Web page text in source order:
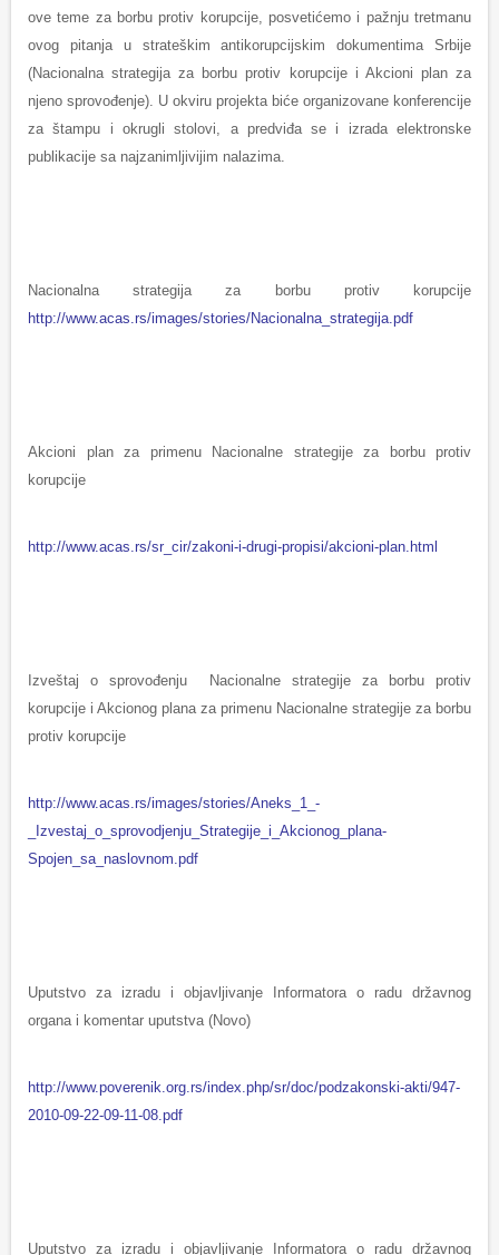
ove teme za borbu protiv korupcije, posvetićemo i pažnju tretmanu
ovog pitanja u strateškim antikorupcijskim dokumentima Srbije
(Nacionalna strategija za borbu protiv korupcije i Akcioni plan za
njeno sprovođenje). U okviru projekta biće organizovane konferencije
za štampu i okrugli stolovi, a predviđa se i izrada elektronske
publikacije sa najzanimljivijim nalazima.
Nacionalna strategija za borbu protiv korupcije
http://www.acas.rs/images/stories/Nacionalna_strategija.pdf
Akcioni plan za primenu Nacionalne strategije za borbu protiv
korupcije
http://www.acas.rs/sr_cir/zakoni-i-drugi-propisi/akcioni-plan.html
Izveštaj o sprovođenju Nacionalne strategije za borbu protiv
korupcije i Akcionog plana za primenu Nacionalne strategije za borbu
protiv korupcije
http://www.acas.rs/images/stories/Aneks_1_-
_Izvestaj_o_sprovodjenju_Strategije_i_Akcionog_plana-
Spojen_sa_naslovnom.pdf
Uputstvo za izradu i objavljivanje Informatora o radu državnog
organa i komentar uputstva (Novo)
http://www.poverenik.org.rs/index.php/sr/doc/podzakonski-akti/947-
2010-09-22-09-11-08.pdf
Uputstvo za izradu i objavljivanje Informatora o radu državnog